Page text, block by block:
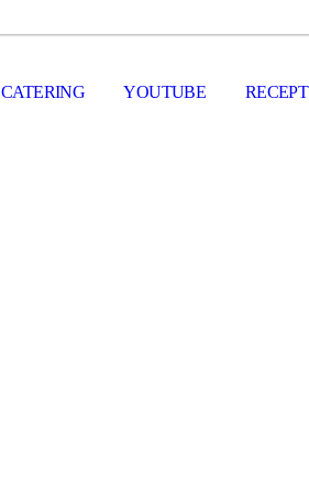
CATERING YOUTUBE RECEPT